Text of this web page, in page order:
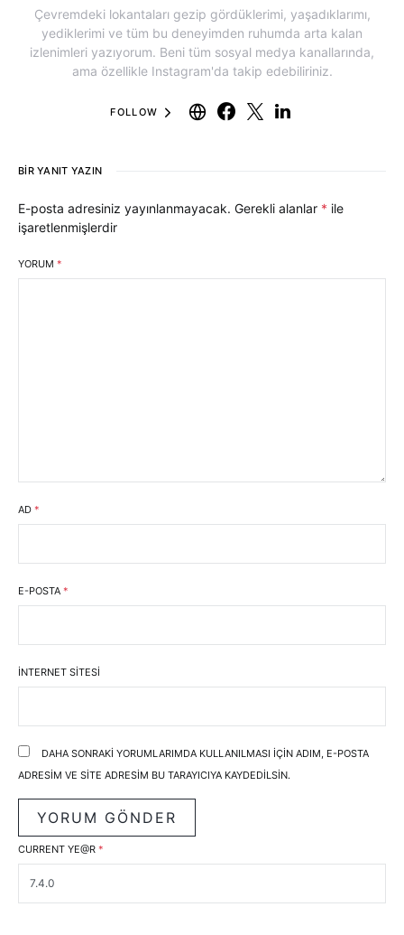
Çevremdeki lokantaları gezip gördüklerimi, yaşadıklarımı,
yediklerimi ve tüm bu deneyimden ruhumda arta kalan
izlenimleri yazıyorum. Beni tüm sosyal medya kanallarında,
ama özellikle Instagram'da takip edebiliriniz.
FOLLOW
BIR YANIT YAZIN
E-posta adresiniz yayınlanmayacak. Gerekli alanlar * ile
işaretlenmişlerdir
YORUM *
AD *
E-POSTA *
İNTERNET SITESI
DAHA SONRAKI YORUMLARIMDA KULLANILMASI IÇIN ADIM, E-POSTA
ADRESIM VE SITE ADRESIM BU TARAYICIYA KAYDEDILSIN.
CURRENT YE@R *